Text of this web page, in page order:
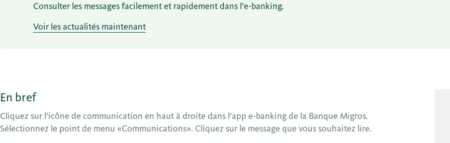
Consulter les messages facilement et rapidement dans l’e-banking.
Voir les actualités maintenant
En bref
Cliquez sur l’icône de communication en haut à droite dans l’app e-banking de la Banque Migros.
Sélectionnez le point de menu «Communications». Cliquez sur le message que vous souhaitez lire.